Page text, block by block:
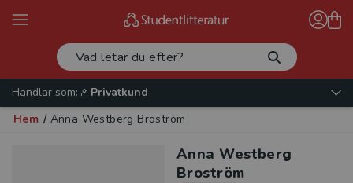
Handlar som:
Privatkund
Hem / Anna Westberg Broström
Anna Westberg
Broström